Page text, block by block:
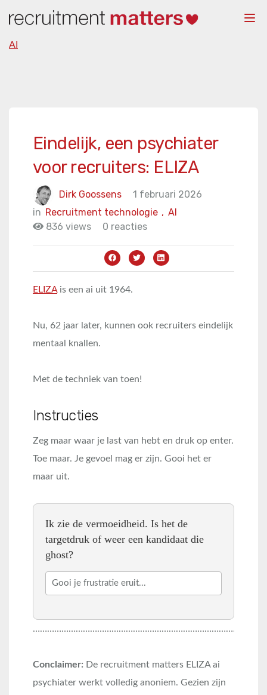
AI
Eindelijk, een psychiater
voor recruiters: ELIZA
Dirk Goossens
1 februari 2026
in
AI
Recruitment technologie ,
836 views
0 reacties
ELIZAis een ai uit 1964.
Nu, 62 jaar later, kunnen ook recruiters eindelijk
mentaal knallen.
Met de techniek van toen!
Instructies
Zeg maar waar je last van hebt en druk op enter.
Toe maar. Je gevoel mag er zijn. Gooi het er
maar uit.
Ik zie de vermoeidheid. Is het de
targetdruk of weer een kandidaat die
ghost?
Conclaimer: De recruitment matters ELIZA ai
psychiater werkt volledig anoniem. Gezien zijn